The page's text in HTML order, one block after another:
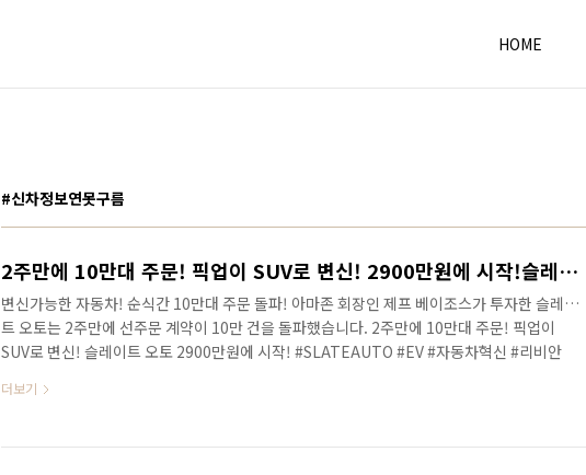
HOME
#신차정보연못구름
2주만에 10만대 주문! 픽업이 SUV로 변신! 2900만원에 시작!슬레이트 오토 #SLATEAUTO #EV #자동차혁신 #리비안
변신가능한 자동차! 순식간 10만대 주문 돌파! 아마존 회장인 제프 베이조스가 투자한 슬레이
트 오토는 2주만에 선주문 계약이 10만 건을 돌파했습니다. 2주만에 10만대 주문! 픽업이
SUV로 변신! 슬레이트 오토 2900만원에 시작! #SLATEAUTO #EV #자동차혁신 #리비안
할 수 있는 특별한 기능을 제공하기 때문에 여러분들의 목적에 맞게 사용할 수 있다는 점입니
대 주문! 픽업이 SUV로 변신! 슬레이트 오토 2900만원에 시작! #SLATEAUTO #EV #자동차
더보기